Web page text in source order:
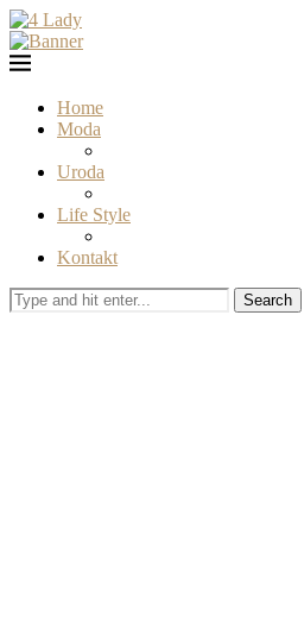
Home
Moda
Uroda
Life Style
Kontakt
Search